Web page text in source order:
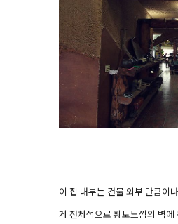
이 집 내부는 건물 외부 만큼이
게 전체적으로 황토느낌의 벽